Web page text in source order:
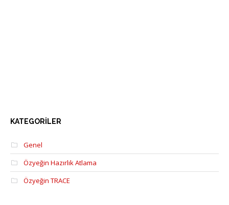
KATEGORILER
Genel
Özyeğin Hazırlık Atlama
Özyeğin TRACE